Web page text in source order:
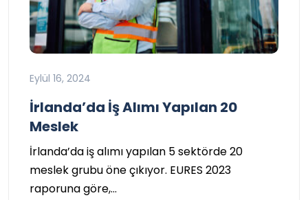
Eylül 16, 2024
İrlanda’da İş Alımı Yapılan 20
Meslek
İrlanda’da iş alımı yapılan 5 sektörde 20
meslek grubu öne çıkıyor. EURES 2023
raporuna göre,…